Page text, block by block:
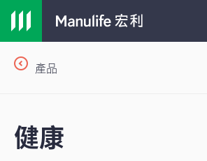
產品
健康